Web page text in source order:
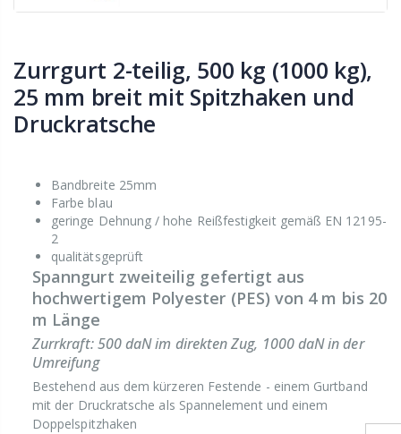
Zurrgurt 2-teilig, 500 kg (1000 kg),
25 mm breit mit Spitzhaken und
Druckratsche
Bandbreite 25mm
Farbe blau
geringe Dehnung / hohe Reißfestigkeit gemäß EN 12195-
2
qualitätsgeprüft
Spanngurt zweiteilig gefertigt aus
hochwertigem Polyester (PES) von 4 m bis 20
m Länge
Zurrkraft: 500 daN im direkten Zug, 1000 daN in der
Umreifung
Bestehend aus dem kürzeren Festende - einem Gurtband
mit der Druckratsche als Spannelement und einem
Doppelspitzhaken